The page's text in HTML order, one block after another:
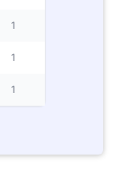
1
1
1